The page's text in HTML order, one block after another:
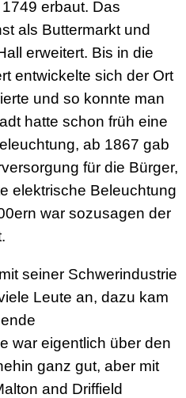
erbaut. Das
als Buttermarkt und
erweitert. Bis in die
entwickelte sich der Ort
und so konnte man
hatte schon früh eine
ab 1867 gab
für die Bürger,
elektrische Beleuchtung
war sozusagen der
seiner Schwerindustrie
Leute an, dazu kam
war eigentlich über den
ganz gut, aber mit
and Driffield